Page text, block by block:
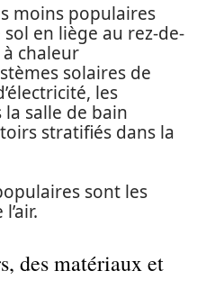
moins populaires
en liège au rez-de-
chaleur
solaires de
les
salle de bain
stratifiés dans la
sont les
des matériaux et